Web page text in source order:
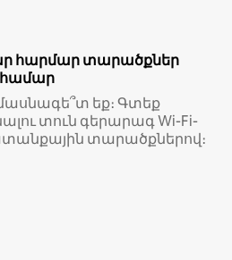
հարմար տարածքներ
համար
եք։ Գտեք
տուն գերարագ Wi-Fi-
տարածքներով։